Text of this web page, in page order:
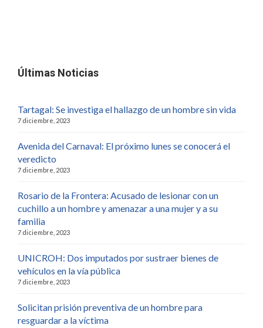
Últimas Noticias
Tartagal: Se investiga el hallazgo de un hombre sin vida
7 diciembre, 2023
Avenida del Carnaval: El próximo lunes se conocerá el
veredicto
7 diciembre, 2023
Rosario de la Frontera: Acusado de lesionar con un
cuchillo a un hombre y amenazar a una mujer y a su
familia
7 diciembre, 2023
UNICROH: Dos imputados por sustraer bienes de
vehículos en la vía pública
7 diciembre, 2023
Solicitan prisión preventiva de un hombre para
resguardar a la víctima